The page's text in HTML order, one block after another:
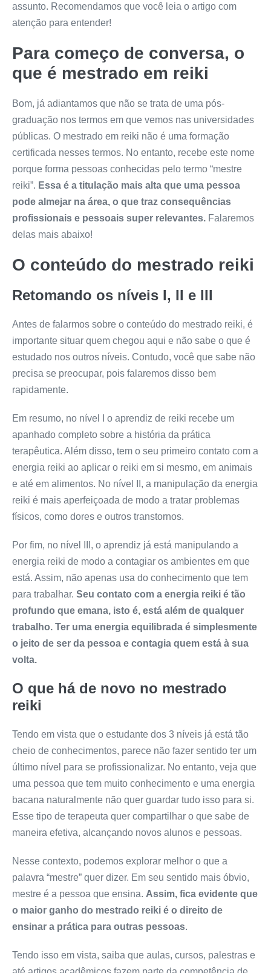
assunto. Recomendamos que você leia o artigo com
atenção para entender!
Para começo de conversa, o
que é mestrado em reiki
Bom, já adiantamos que não se trata de uma pós-
graduação nos termos em que vemos nas universidades
públicas. O mestrado em reiki não é uma formação
certificada nesses termos. No entanto, recebe este nome
porque forma pessoas conhecidas pelo termo “mestre
reiki”. Essa é a titulação mais alta que uma pessoa
pode almejar na área, o que traz consequências
profissionais e pessoais super relevantes. Falaremos
delas mais abaixo!
O conteúdo do mestrado reiki
Retomando os níveis I, II e III
Antes de falarmos sobre o conteúdo do mestrado reiki, é
importante situar quem chegou aqui e não sabe o que é
estudado nos outros níveis. Contudo, você que sabe não
precisa se preocupar, pois falaremos disso bem
rapidamente.
Em resumo, no nível I o aprendiz de reiki recebe um
apanhado completo sobre a história da prática
terapêutica. Além disso, tem o seu primeiro contato com a
energia reiki ao aplicar o reiki em si mesmo, em animais
e até em alimentos. No nível II, a manipulação da energia
reiki é mais aperfeiçoada de modo a tratar problemas
físicos, como dores e outros transtornos.
Por fim, no nível III, o aprendiz já está manipulando a
energia reiki de modo a contagiar os ambientes em que
está. Assim, não apenas usa do conhecimento que tem
para trabalhar. Seu contato com a energia reiki é tão
profundo que emana, isto é, está além de qualquer
trabalho. Ter uma energia equilibrada é simplesmente
o jeito de ser da pessoa e contagia quem está à sua
volta.
O que há de novo no mestrado
reiki
Tendo em vista que o estudante dos 3 níveis já está tão
cheio de conhecimentos, parece não fazer sentido ter um
último nível para se profissionalizar. No entanto, veja que
uma pessoa que tem muito conhecimento e uma energia
bacana naturalmente não quer guardar tudo isso para si.
Esse tipo de terapeuta quer compartilhar o que sabe de
maneira efetiva, alcançando novos alunos e pessoas.
Nesse contexto, podemos explorar melhor o que a
palavra “mestre” quer dizer. Em seu sentido mais óbvio,
mestre é a pessoa que ensina. Assim, fica evidente que
o maior ganho do mestrado reiki é o direito de
ensinar a prática para outras pessoas.
Tendo isso em vista, saiba que aulas, cursos, palestras e